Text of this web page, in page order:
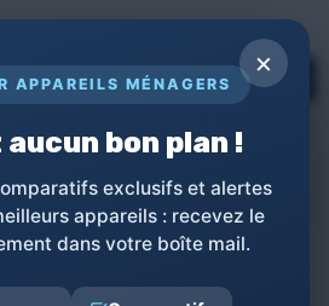
POUR APPAREILS
TOPs
AT HOME
×
APPAREILS MÉNAGERS
bon plan !
exclusifs et alertes
appareils : recevez le
dans votre boîte mail.
cookies